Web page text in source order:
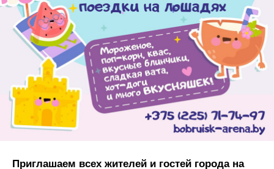
Приглашаем всех жителей и гостей города на